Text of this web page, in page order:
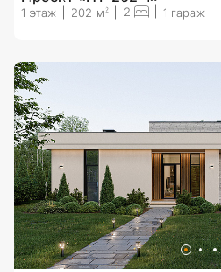
1 этаж 202 м2 2 1 гараж